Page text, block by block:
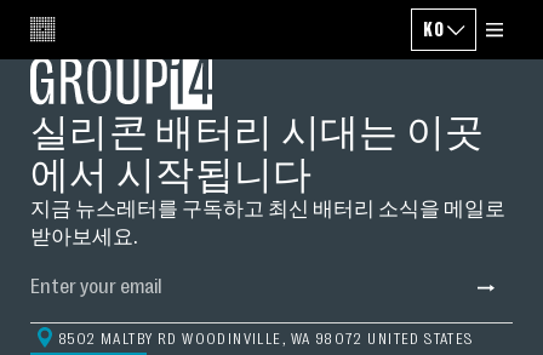
CHANGE
KO
실리콘 배터리 시대는 이곳
에서 시작됩니다
지금 뉴스레터를 구독하고 최신 배터리 소식을 메일로
받아보세요.
8502 MALTBY RD WOODINVILLE, WA 98072 UNITED STATES